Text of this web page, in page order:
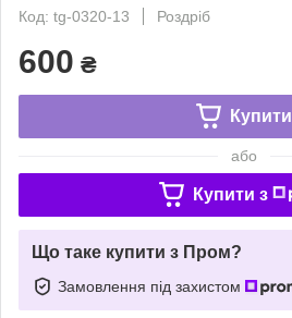
Код: tg-0320-13
Роздріб
600 ₴
Купити
або
Купити з
Що таке купити з Пром?
Замовлення під захистом